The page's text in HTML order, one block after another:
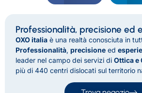
Professionalità, precisione ed
OXO italia è una realtà conosciuta in
Professionalità, precisione ed
leader nel campo dei servizi di Ottica e
più di 440 centri dislocati sul territorio